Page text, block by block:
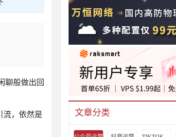
聊般做出回
流，依然是
文章分类